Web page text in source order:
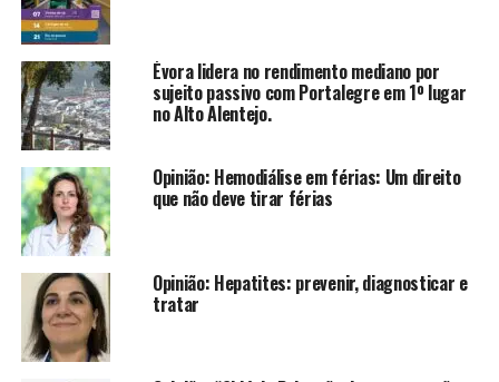
Évora lidera no rendimento mediano por
sujeito passivo com Portalegre em 1º lugar
no Alto Alentejo.
Opinião: Hemodiálise em férias: Um direito
que não deve tirar férias
Opinião: Hepatites: prevenir, diagnosticar e
tratar